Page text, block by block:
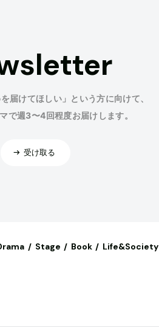
届けてほしい」という方に向けて、
で週3〜4回程度お届けします。
受け取る
Stage Book Life&Society